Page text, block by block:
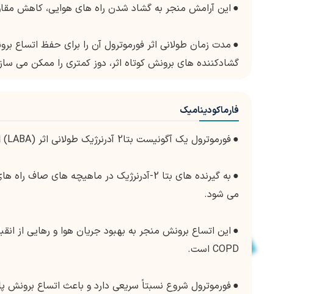
● این آرامش منجر به گشاد شدن راه های هوایی، کاهش
● مدت زمان طولانی اثر فورموترول آن را برای حفظ اتساع
گشادکننده های برونش کوتاه اثر، دوز کمتری را ممکن می
فارماکودینامیک
●فورموترول یک آگونیست بتا2 آدرنرژیک طولانی اثر (LABA) است که به عنوان یک برونش گشادکننده عمل می کند.
●
به گیرنده های بتا 2-آدرنرژیک در
می شود.
● این اتساع برونش منجر به بهبود جریان هوا و رهایی
COPD است.
●فورموترول شروع نسبتاً سریعی دارد و باعث اتساع برونش